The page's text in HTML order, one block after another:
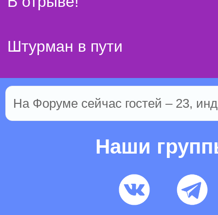
Штурман в пути
На Форуме сейчас гостей – 23,
Наши